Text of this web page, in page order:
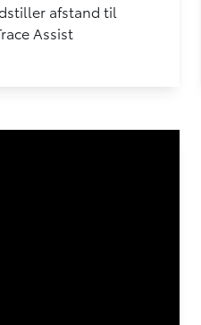
afstand til
Assist